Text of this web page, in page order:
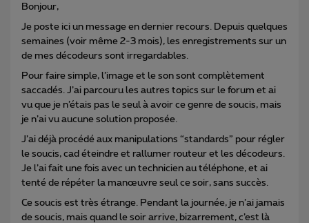
Bonjour,
Je poste ici un message en dernier recours. Depuis quelques
semaines (voir même 2-3 mois), les enregistrements sur un
de mes décodeurs sont irregardables.
Pour faire simple, l’image et le son sont complètement
saccadés. J’ai parcouru les autres topics sur le forum et ai
vu que je n’étais pas le seul à avoir ce genre de soucis, mais
je n’ai vu aucune solution proposée.
J’ai déjà procédé aux manipulations “standards” pour régler
le soucis, cad éteindre et rallumer routeur et les décodeurs.
Je l’ai fait une fois avec un technicien au téléphone, et ai
tenté de répéter la manœuvre seul ce soir, sans succès.
Ce soucis est très étrange. Pendant la journée, je n’ai jamais
de soucis, mais quand le soir arrive, bizarrement, c’est là